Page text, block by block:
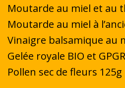
Moutarde au miel et au
Moutarde au miel à
Vinaigre balsamique au
Gelée royale BIO et
Pollen sec de fleurs 125g